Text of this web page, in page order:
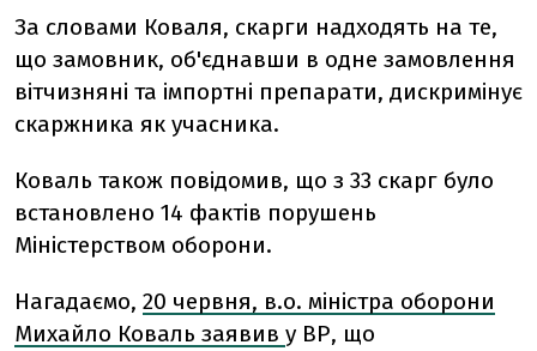
За словами Коваля, скарги надходять на те,
що замовник, об'єднавши в одне замовлення
вітчизняні та імпортні препарати, дискримінує
скаржника як учасника.
Коваль також повідомив, що з 33 скарг було
встановлено 14 фактів порушень
Міністерством оборони.
Нагадаємо, 20 червня, в.о. міністра оборони
Михайло Коваль заявив у ВР, що